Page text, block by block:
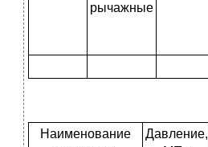
рычажные
Наименование
Давление,